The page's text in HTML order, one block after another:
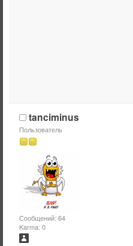
tanciminus
Пользователь
Сообщений: 64
Karma: 0